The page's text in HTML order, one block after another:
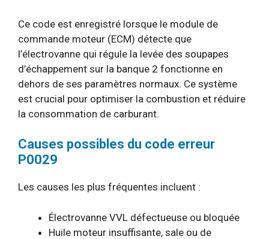
Ce code est enregistré lorsque le module de
commande moteur (ECM) détecte que
l’électrovanne qui régule la levée des soupapes
d’échappement sur la banque 2 fonctionne en
dehors de ses paramètres normaux. Ce système
est crucial pour optimiser la combustion et réduire
la consommation de carburant.
Causes possibles du code erreur
P0029
Les causes les plus fréquentes incluent :
Électrovanne VVL défectueuse ou bloquée
Huile moteur insuffisante, sale ou de